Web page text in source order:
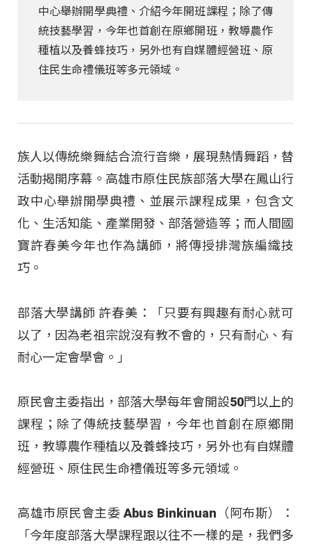
中心舉辦開學典禮、介紹今年開班課程；除了傳
統技藝學習，今年也首創在原鄉開班，教導農作
種植以及養蜂技巧，另外也有自媒體經營班、原
住民生命禮儀班等多元領域。
族人以傳統樂舞結合流行音樂，展現熱情舞蹈，替
活動揭開序幕。高雄市原住民族部落大學在鳳山行
政中心舉辦開學典禮、並展示課程成果，包含文
化、生活知能、產業開發、部落營造等；而人間國
寶許春美今年也作為講師，將傳授排灣族編織技
巧。
部落大學講師 許春美：「只要有興趣有耐心就可
以了，因為老祖宗說沒有教不會的，只有耐心、有
耐心一定會學會。」
原民會主委指出，部落大學每年會開設50門以上的
課程；除了傳統技藝學習，今年也首創在原鄉開
班，教導農作種植以及養蜂技巧，另外也有自媒體
經營班、原住民生命禮儀班等多元領域。
高雄市原民會主委 Abus Binkinuan（阿布斯）：
「今年度部落大學課程跟以往不一樣的是，我們多